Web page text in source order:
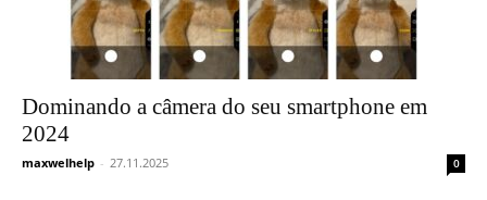
Dominando a câmera do seu smartphone em
2024
maxwelhelp - 27.11.2025 0